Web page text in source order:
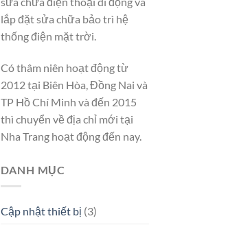
lắp đặt sửa chữa bảo trì hệ
thống điện mặt trời.
Có thâm niên hoạt động từ
2012 tại Biên Hòa, Đồng Nai và
TP Hồ Chí Minh và đến 2015
thì chuyển về địa chỉ mới tại
Nha Trang hoạt động đến nay.
DANH MỤC
Cập nhật thiết bị (3)